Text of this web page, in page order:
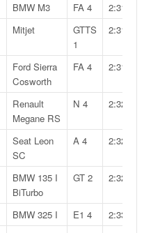
BMW M3 FA 4
2:31,360
Mitjet
GTTS
1
2:31,588
Ford Sierra
Cosworth
FA 4 2:31,976
Renault
Megane RS
N 4 2:32,116
Seat Leon
SC
A 4 2:32,695
BMW 135 I
BiTurbo
GT 2 2:32,764
BMW 325 I E1 4
2:33,685